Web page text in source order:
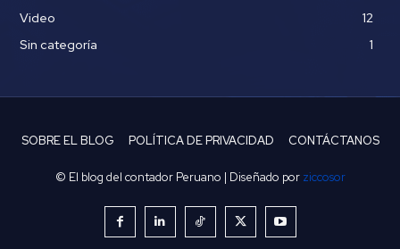
Video
12
Sin categoría
1
SOBRE EL BLOG POLÍTICA DE PRIVACIDAD CONTÁCTANOS
© El blog del contador Peruano | Diseñado por ziccosor